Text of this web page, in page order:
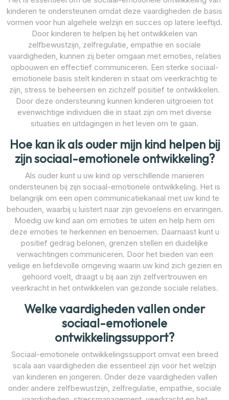
kinderen te ondersteunen omdat deze vaardigheden de basis
vormen voor hun algehele welzijn en succes op latere leeftijd.
Door kinderen te helpen bij het ontwikkelen van
zelfbewustzijn, zelfregulatie, empathie en sociale
vaardigheden, kunnen zij beter omgaan met emoties, relaties
opbouwen en effectief communiceren. Een sterke sociaal-
emotionele basis stelt kinderen in staat om veerkrachtig te
zijn, stress te beheersen en zichzelf positief te ontwikkelen.
Door deze ondersteuning kunnen kinderen uitgroeien tot
evenwichtige individuen die in staat zijn om met diverse
situaties en uitdagingen in het leven om te gaan.
Hoe kan ik als ouder mijn kind helpen bij
zijn sociaal-emotionele ontwikkeling?
Als ouder kunt u uw kind op verschillende manieren
ondersteunen bij zijn sociaal-emotionele ontwikkeling. Het is
belangrijk om een open communicatiekanaal met uw kind te
behouden, waarbij u luistert naar zijn gevoelens en ervaringen.
Moedig uw kind aan om emoties te uiten en help hem om
deze emoties te herkennen en benoemen. Daarnaast kunt u
positief gedrag belonen, grenzen stellen en duidelijke
verwachtingen communiceren. Door het bieden van een
veilige en liefdevolle omgeving waarin uw kind zich gezien en
gehoord voelt, draagt u bij aan zijn zelfvertrouwen en
veerkracht in het ontwikkelen van gezonde sociale relaties.
Welke vaardigheden vallen onder
sociaal-emotionele
ontwikkelingssupport?
Sociaal-emotionele ontwikkelingssupport omvat een breed
scala aan vaardigheden die essentieel zijn voor het welzijn
van kinderen en jongeren. Onder deze vaardigheden vallen
onder andere zelfbewustzijn, zelfregulatie, empathie, sociale